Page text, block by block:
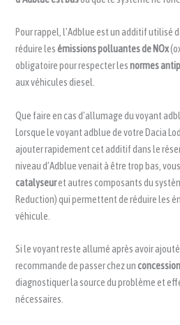
Pour rappel, l’Adblue est un additif utilisé
réduire lesémissions polluantes de NOx
obligatoire pour respecter lesnormes
aux véhicules diesel.
Que faire en cas d’allumage du voyant
Lorsque le voyant adblue de votre Dacia
ajouter rapidement cet additif dans le
niveau d’Adblue venait à être trop bas,
catalyseuret autres composants du
Reduction) qui permettent de réduire les
véhicule.
Si le voyant reste allumé après avoir ajouté
recommande de passer chez un
diagnostiquer la source du problème et
nécessaires.